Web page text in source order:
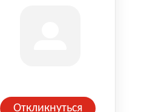
Откликнуться